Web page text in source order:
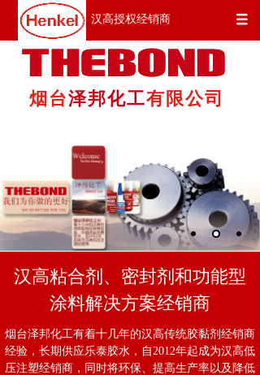
烟台泽邦化工有限公司
汉高授权经销商
汉高粘合剂、密封剂和功能型
涂料解决方案经销商
烟台泽邦化工有着十几年的汉高传统胶黏剂经销商
经验，长期供应乐泰胶水，自2012年起成为汉高低
压注塑经销商，同时将环保、提高生产率以及降低